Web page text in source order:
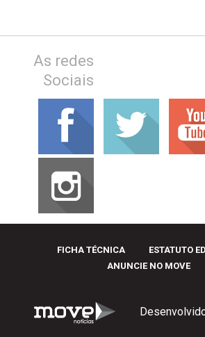
As redes
Sociais
FICHA TÉCNICA
ESTATUTO
ANUNCIE NO MOVE